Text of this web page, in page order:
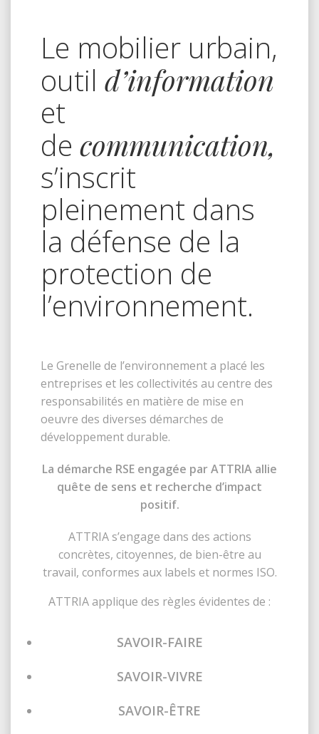
Le mobilier urbain,
outil d’information
et
de communication,
s’inscrit
pleinement dans
la défense de la
protection de
l’environnement.
Le Grenelle de l’environnement a placé les
entreprises et les collectivités au centre des
responsabilités en matière de mise en
oeuvre des diverses démarches de
développement durable.
La démarche RSE engagée par ATTRIA allie
quête de sens et recherche d’impact
positif.
ATTRIA s’engage dans des actions
concrètes, citoyennes, de bien-être au
travail, conformes aux labels et normes ISO.
ATTRIA applique des règles évidentes de :
SAVOIR-FAIRE
SAVOIR-VIVRE
SAVOIR-ÊTRE